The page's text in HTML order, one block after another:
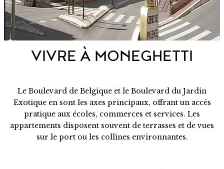
VIVRE À MONEGHETTI
Le Boulevard de Belgique et le Boulevard du Jardin
Exotique en sont les axes principaux, offrant un accès
pratique aux écoles, commerces et services. Les
appartements disposent souvent de terrasses et de vues
sur le port ou les collines environnantes.